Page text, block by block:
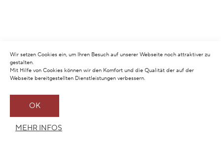
Wir setzen Cookies ein, um Ihren Besuch auf unserer Webseite noch attraktiver zu
gestalten.
Mit Hilfe von Cookies können wir den Komfort und die Qualität der auf der
Webseite bereitgestellten Dienstleistungen verbessern.
OK
MEHR INFOS